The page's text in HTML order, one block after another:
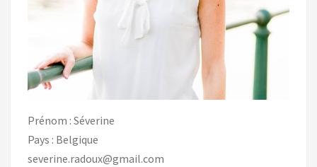
Prénom : Séverine
Pays : Belgique
severine.radoux@gmail.com